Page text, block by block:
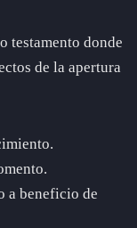
testamento donde
de la apertura
a beneficio de